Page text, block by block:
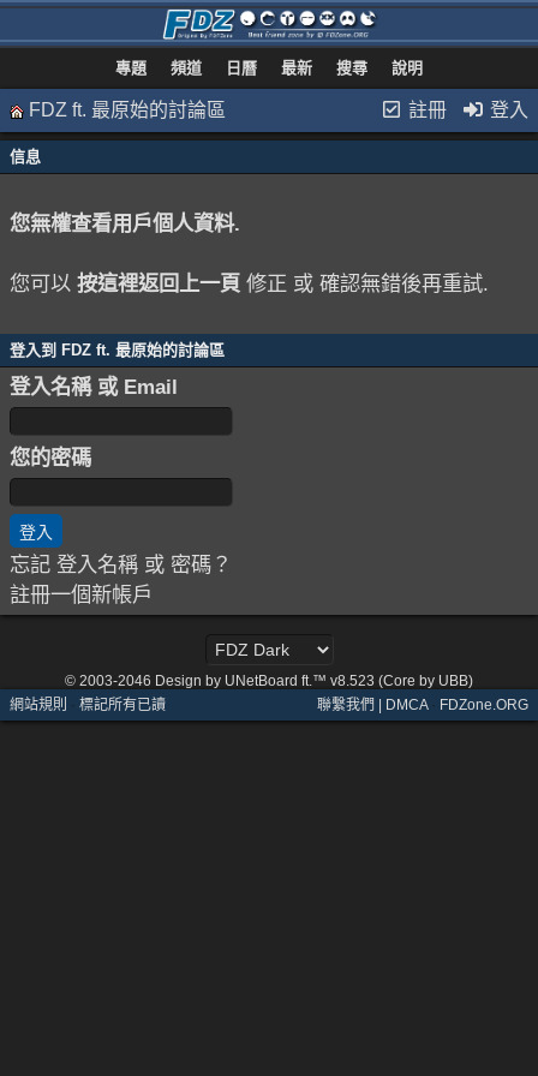
專題 頻道 日曆 最新 搜尋 說明
註冊 登入
FDZ ft. 最原始的討論區
信息
您無權查看用戶個人資料.
您可以 按這裡返回上一頁 修正 或 確認無錯後再重試.
登入到 FDZ ft. 最原始的討論區
登入名稱 或 Email
您的密碼
忘記 登入名稱 或 密碼？
註冊一個新帳戶
© 2003-2046 Design by UNetBoard ft.™ v8.523 (Core by UBB)
網站規則 · 標記所有已讀 聯繫我們 | DMCA· FDZone.ORG